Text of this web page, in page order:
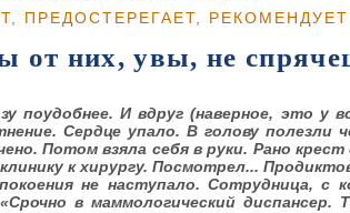
ПРЕДОСТЕРЕГАЕТ, РЕКОМЕНДУЕТ
от них, увы, не
поудобнее. И вдруг (наверное, это у
Сердце упало. В голову полезли
Потом взяла себя в руки. Рано
к хирургу. Посмотрел...
не наступало. Сотрудница, с
в маммологический диспансер.